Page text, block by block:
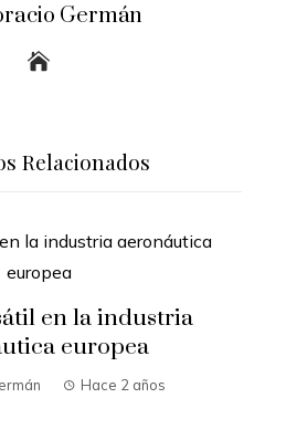
Germán
Relacionados
en la industria
europea
Hace 2 años